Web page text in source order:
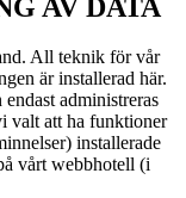
AV DATA
All teknik för vår
är installerad här.
administreras
valt att ha funktioner
installerade
vårt webbhotell (i